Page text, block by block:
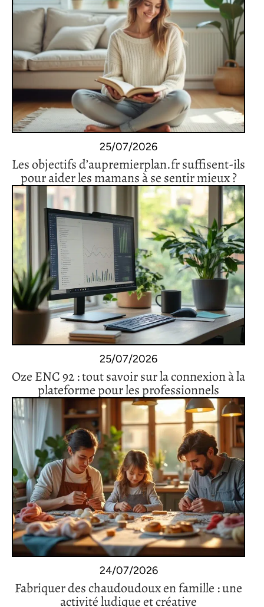
25/07/2026
Les objectifs d’aupremierplan.fr suffisent-ils
pour aider les mamans à se sentir mieux ?
25/07/2026
Oze ENC 92 : tout savoir sur la connexion à la
plateforme pour les professionnels
24/07/2026
Fabriquer des chaudoudoux en famille : une
activité ludique et créative